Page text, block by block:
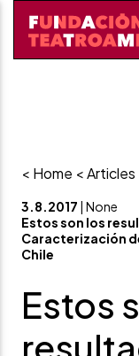
< Home < Articles
3.8.2017 | None
Estos son los
Caracterización
Chile
Estos